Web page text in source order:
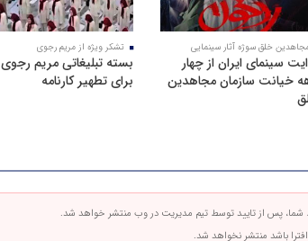
خلق سوژه آثار سینمایی
سینمای ایران از چهار
خیانت سازمان مجاهدین
تشکر ویژه از مریم رجوی
بسته تبلیغاتی مریم رجوی
برای تطهیر کارنامه
شما، پس از تایید توسط تیم مدیریت در وب منتشر خواهد شد.
باشد منتشر نخواهد شد.